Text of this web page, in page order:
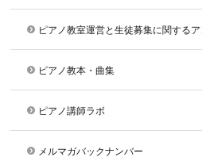
ピアノ教室運営と生徒募集に関する
ピアノ教本・曲集
ピアノ講師ラボ
メルマガバックナンバー